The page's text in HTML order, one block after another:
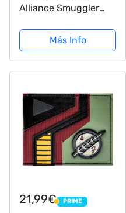
Alliance Smuggler
CarteraMás Info
21,99€ PRIME
PRIME